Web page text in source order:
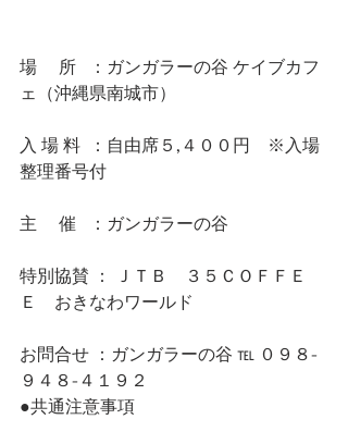
場     所   ：ガンガラーの谷 ケイブカフ
ェ（沖縄県南城市）
入 場 料  ：自由席５,４００円　※入場
整理番号付
主     催   ：ガンガラーの谷
特別協賛 ： ＪＴＢ　３５ＣＯＦＦＥ
Ｅ　おきなわワールド
お問合せ ：ガンガラーの谷 ℡ ０９８-
９４８-４１９２
●共通注意事項